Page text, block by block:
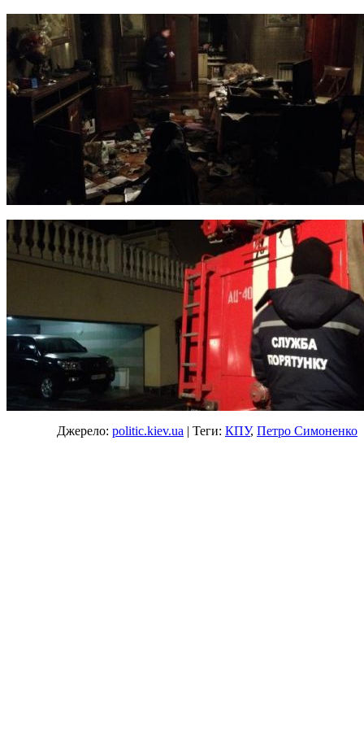
Джерело: politic.kiev.ua | Теги: КПУ, Петро Симоненко